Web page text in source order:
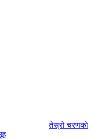
तेस्रो चरणको